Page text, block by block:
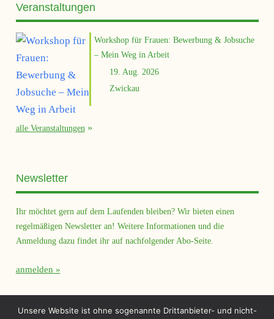
Veranstaltungen
Workshop für Frauen: Bewerbung & Jobsuche
– Mein Weg in Arbeit
19. Aug. 2026
Zwickau
alle Veranstaltungen
Newsletter
Ihr möchtet gern auf dem Laufenden bleiben? Wir bieten einen
regelmäßigen Newsletter an! Weitere Informationen und die
Anmeldung dazu findet ihr auf nachfolgender Abo-Seite.
anmelden
Unsere Website ist ohne sogenannte Drittanbieter- und nicht-